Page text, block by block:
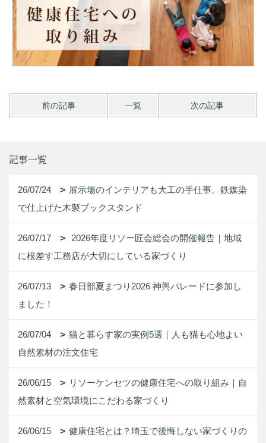
前の記事 一覧 次の記事
記事一覧
26/07/24
展示場のインテリアも大工の手仕事。鉄媒染
で仕上げた木製ブックスタンド
26/07/17
2026年度リソー匠会総会の開催報告｜地域
に根差す工務店が大切にしている家づくり
26/07/13
春日部夏まつり2026 神輿パレードに参加し
ました！
26/07/04
猫と暮らす家の実例5選｜人も猫も心地よい
自然素材の注文住宅
26/06/15
リソーケンセツの健康住宅への取り組み｜自
然素材と空気環境にこだわる家づくり
26/06/15
健康住宅とは？埼玉で後悔しない家づくりの